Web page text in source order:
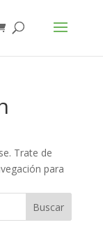
Trate de
para